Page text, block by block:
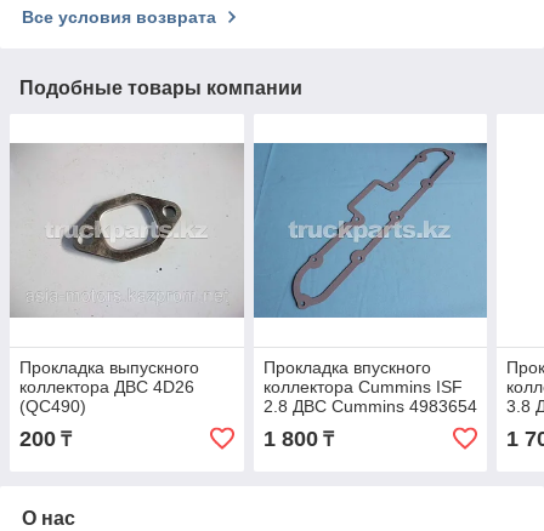
Все условия возврата
Подобные товары компании
Прокладка выпускного
коллектора ДВС 4D26
(QC490)
200 ₸
Прокладка впускного
коллектора Cummins ISF
2.8 ДВС Cummins 4983654
1 800₸
3.8
1
О нас